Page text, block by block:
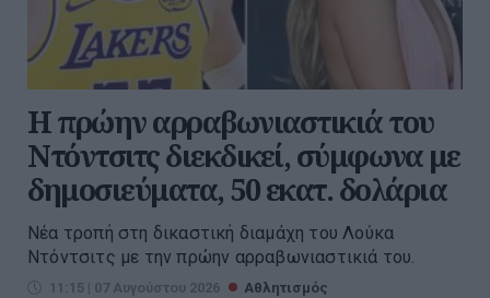
Η πρώην αρραβωνιαστικιά του
Ντόντσιτς διεκδικεί, σύμφωνα με
δημοσιεύματα, 50 εκατ. δολάρια
Νέα τροπή στη δικαστική διαμάχη του Λούκα
Ντόντσιτς με την πρώην αρραβωνιαστικιά του.
11:15 | 07 Αυγούστου 2026 Αθλητισμός